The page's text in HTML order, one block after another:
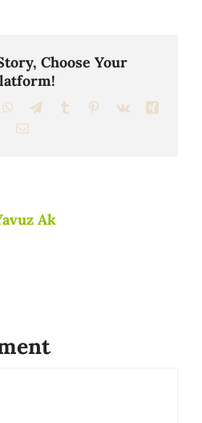
Choose Your
WhatsApp
TelegramTumblr Pinterest
Vk
Xing
Email
Ak